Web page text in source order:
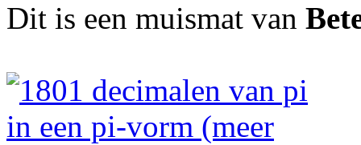
Dit is een muismat van